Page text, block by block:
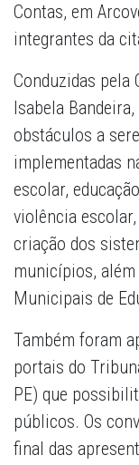
Contas, em
integrantes da
Conduzidas pela
Isabela
obstáculos a
implementadas
escolar,
violência
criação dos
municípios,
Municipais de
Também foram
portais do
PE) que
públicos. Os
final das